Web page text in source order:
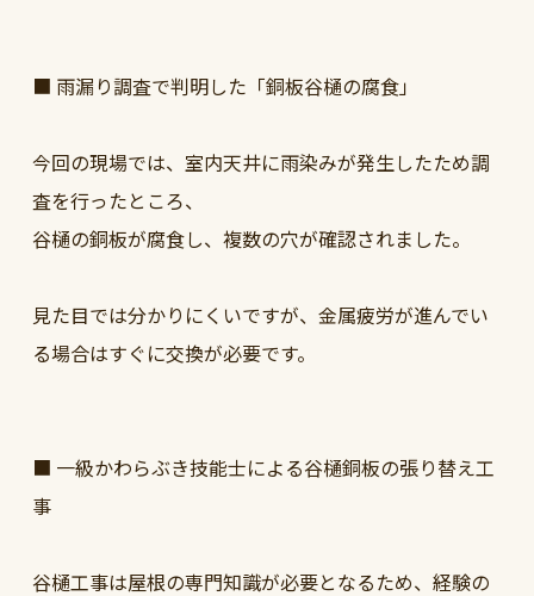
■ 雨漏り調査で判明した「銅板谷樋の腐食」
今回の現場では、室内天井に雨染みが発生したため調
査を行ったところ、
谷樋の銅板が腐食し、複数の穴が確認されました。
見た目では分かりにくいですが、金属疲労が進んでい
る場合はすぐに交換が必要です。
■ 一級かわらぶき技能士による谷樋銅板の張り替え工
事
谷樋工事は屋根の専門知識が必要となるため、経験の